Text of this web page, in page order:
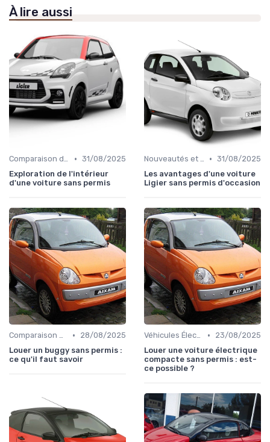
À lire aussi
Comparaison des Modèles • 31/08/2025
Exploration de l'intérieur
d'une voiture sans permis
Nouveautés et Tendances • 31/08/2025
Les avantages d'une voiture
Ligier sans permis d'occasion
Comparaison des Modèles •
28/08/2025
Louer un buggy sans permis :
ce qu'il faut savoir
Véhicules Électriques sans Permis •
23/08/2025
Louer une voiture électrique
compacte sans permis : est-
ce possible ?